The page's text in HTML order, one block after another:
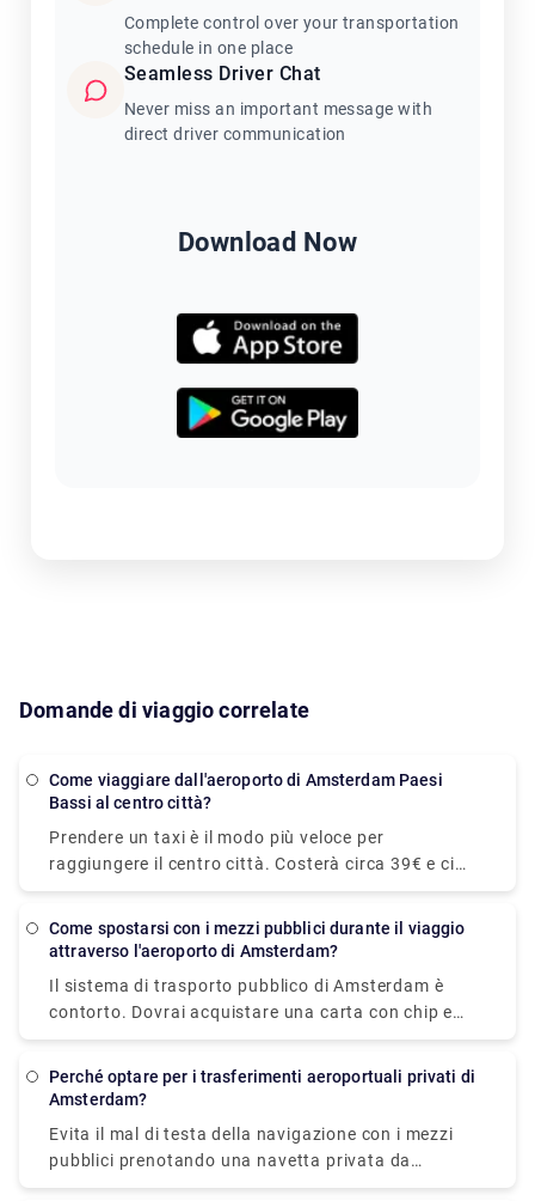
Complete control over your transportation
schedule in one place
Seamless Driver Chat
Never miss an important message with
direct driver communication
Download Now
Domande di viaggio correlate
Come viaggiare dall'aeroporto di Amsterdam Paesi
Bassi al centro città?
Prendere un taxi è il modo più veloce per
raggiungere il centro città. Costerà circa 39€ e ci
vorranno solo 15-20 minuti per raggiungere la
pubblico più veloce. Il viaggio in treno per il centro
forniamo un trasferimento privato piacevole e
affidabile! . Al servizio del tuo budget, sarai
che il tuo trasporto è pre-organizzato e pronto per
te al tuo arrivo.
Come spostarsi con i mezzi pubblici durante il viaggio
attraverso l'aeroporto di Amsterdam?
Il sistema di trasporto pubblico di Amsterdam è
contorto. Dovrai acquistare una carta con chip e
scansionarla all'avvio della piattaforma. Ti
Schiphol ad Amsterdam online in modo da poter
Acquista il tuo biglietto del treno online per saltare
le lunghe code in aeroporto. Il tempo di percorrenza
Perché optare per i trasferimenti aeroportuali privati di
Amsterdam?
Evita il mal di testa della navigazione con i mezzi
pubblici prenotando una navetta privata da
Schiphol alla tua posizione preferita. Viaggia nel